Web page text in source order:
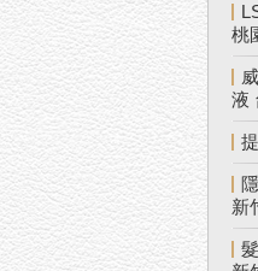
桃
液
新